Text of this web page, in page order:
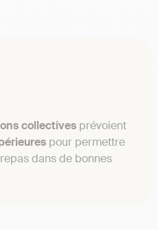
collectives prévoient
pour permettre
dans de bonnes